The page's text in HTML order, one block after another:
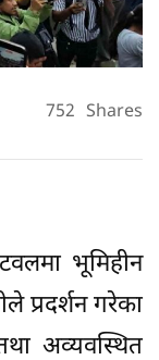
752 Shares
भूमिहीन
प्रदर्शन गरेका
अव्यवस्थित